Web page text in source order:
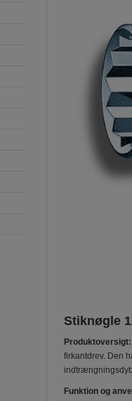
Stiknøgle
Produktoversigt:
firkantdrev. Den
Funktion og